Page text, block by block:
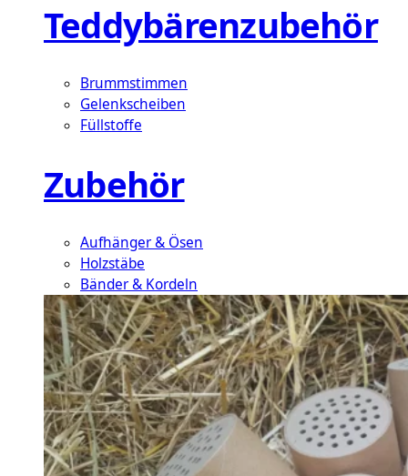
Teddybärenzubehör
Brummstimmen
Gelenkscheiben
Füllstoffe
Zubehör
Aufhänger & Ösen
Holzstäbe
Bänder & Kordeln